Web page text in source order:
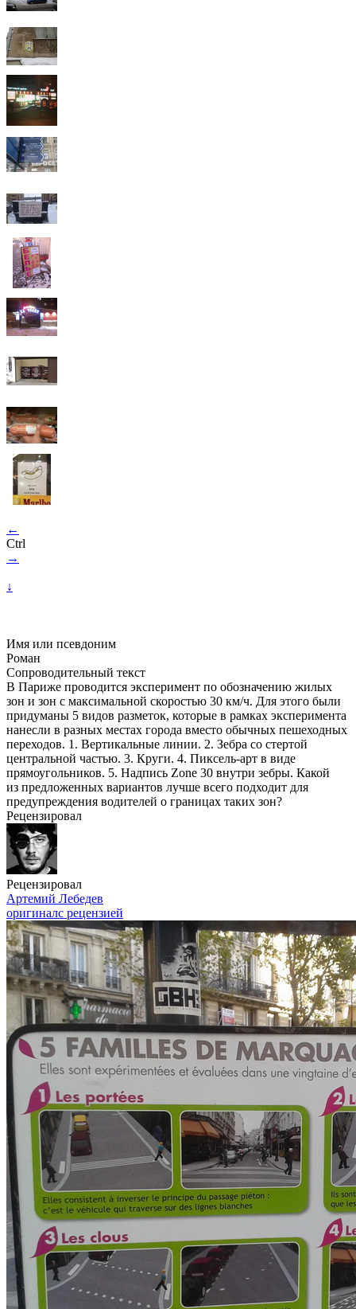
←
Ctrl
→
↓
Имя или псевдоним
Роман
Сопроводительный текст
В Париже проводится эксперимент по обозначению жилых
зон и зон с максимальной скоростью 30 км/ч. Для этого были
придуманы 5 видов разметок, которые в рамках эксперимента
нанесли в разных местах города вместо обычных пешеходных
переходов. 1. Вертикальные линии. 2. Зебра со стертой
центральной частью. 3. Круги. 4. Пиксель-арт в виде
прямоугольников. 5. Надпись Zone 30 внутри зебры. Какой
из предложенных вариантов лучше всего подходит для
предупреждения водителей о границах таких зон?
Рецензировал
Рецензировал
Артемий Лебедев
оригиналс рецензией